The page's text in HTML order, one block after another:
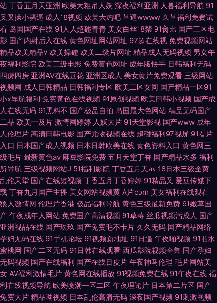
站 丁香五月天亚洲 欧美大粗吊人妖 深夜福利亚洲 人兽福利导航 91
叉叉操小骚逼 成人18视频 欧美大鸡吧 草逼wwww 久草福利免费试
看 岛国国产在线 91人人超碰青青 美女白丝18禁 91肏比 国产三区电
影 国产内射后入在线 黄色网址网站网址 97超在线视 免费视频网站
精品欧美精品v 欧美操碰 欧美二级片网址 精品成人无码视频 男女午
夜福利影院 欧美三级电影 免费黄色网址 成年版快手 日韩福利无码
四虎四房 亚洲AV在线豆花 亚洲区成人 美女黄片免费观看 三级网站
视频网 成人日韩精品 日韩福利专区 欧美二区女同 国产精品一区91
小x导航福利 免费黄色在线视频 91原创视频 欧美日韩小视频 国产成
人在线无码 91黑料不 国产极品自拍 岛国最大色网站 精品无码国产
二品 欧美一及片 激情网婷婷 人妖大片 91天堂影视 国产www 成年
人伦理片 高清日韩电影 国产尤物视频在线 超碰福利97视屏 91看片
入口 日本国产成人视频 日本日韩欧美在线 黄色资料入口 黄色网三
级毛片 最新黄色av 麻豆影院免费 五月天堂丁香 国产精品水多 福利
所导航 三级视频网站J 51福利影院 丁香五月天av 18日本三级全黄
乱伦天堂 国产在线短视频 丁香五月丁香婷婷 91精品又 爱豆传媒下
载 丁香九月国产主播 美女网站视频黄 A片com 美女福利在线观看
狼人激情网 伦理片香港 极品福利导航 黄色三级最新免费 91嫩草国
产 午夜成年人网站 免费国产高清视频 91草莓 丝瓜视频污成人 国产
亚洲视品在线 国产玖玖 国产免费毛不卡片 久久无码 国产精品网络
孕妇无码在线 91手机论坛 91视频新地址 91日逼 午夜啪视频 91啪水
蜜桃网 国产二区无码 91日韩在线观看 西瓜影院视频全集 国产孕妇
无码视频 国产在线福利 国产在线日皮片 午夜神马伦理 毛片网站美
女 AV福利激情毛片 黄色网在线播放 91视频免费在线 91午夜在线 福
利在线视频导航 欧美喷潮一区二区 午夜理论片 日本第二片区 国产
免费大片 精品呦视频 日本乱伦高清无码 深夜国产视频 91刺激视频